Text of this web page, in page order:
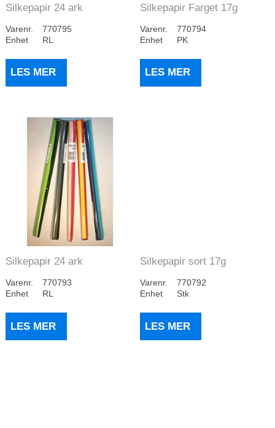
Silkepapir 24 ark
Varenr.
770795
Enhet
RL
LES MER
Silkepapir Farget 17g
Varenr.
770794
Enhet
PK
LES MER
Silkepapir 24 ark
Varenr.
770793
Enhet
RL
LES MER
Silkepapir sort 17g
Varenr.
770792
Enhet
Stk
LES MER